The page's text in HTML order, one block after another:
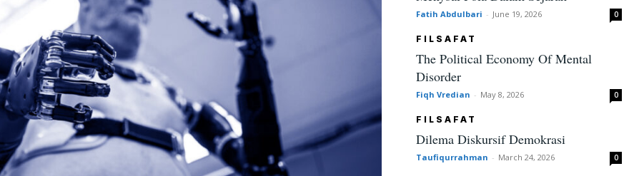
Fatih Abdulbari - June 19, 2026 0
FILSAFAT
The Political Economy Of Mental
Disorder
Fiqh Vredian - May 8, 2026 0
FILSAFAT
Dilema Diskursif Demokrasi
Taufiqurrahman - March 24, 2026 0